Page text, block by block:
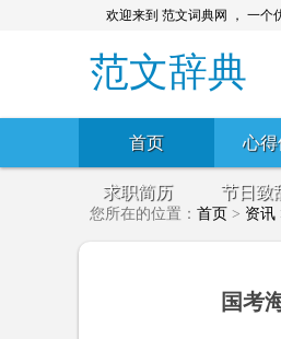
欢迎来到 范文词典网 ， 一个
范文辞典
首页 心
求职简历 节日致
您所在的位置： 首页 > 资讯
国考